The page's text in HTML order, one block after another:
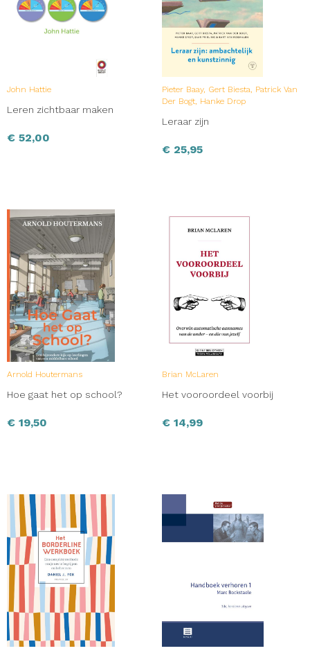
John Hattie
Leren zichtbaar maken
€ 52,00
Pieter Baay, Gert Biesta, Patrick Van
Der Bogt, Hanke Drop
Leraar zijn
€ 25,95
Arnold Houtermans
Hoe gaat het op school?
€ 19,50
Brian McLaren
Het vooroordeel voorbij
€ 14,99